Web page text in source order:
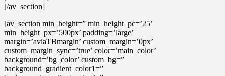
[/av_section]
[av_section min_height=” min_height_pc=’25’
min_height_px=’500px’ padding=’large’
margin=’aviaTBmargin’ custom_margin=’0px’
custom_margin_sync=’true’ color=’main_color’
background=’bg_color’ custom_bg=”
background_gradient_color1=”